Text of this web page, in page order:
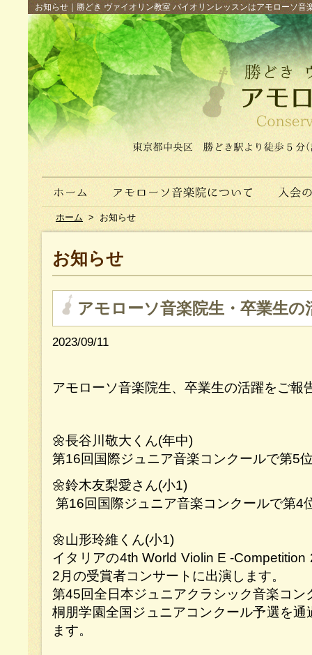
お知らせ｜勝どき ヴァイオリン教室 バイオリンレッスンはアモローソ
ホーム > お知らせ
お知らせ
アモローソ音楽院生・卒業生の
2023/09/11
アモローソ音楽院生、卒業生の活躍をご報
🌼長谷川敬大くん(年中)
第16回国際ジュニア音楽コンクールで第5
🌼鈴木友梨愛さん(小1)
第16回国際ジュニア音楽コンクールで第4
🌼山形玲維くん(小1)
イタリアの4th World Violin E -
2月の受賞者コンサートに出演します。
第45回全日本ジュニアクラシック音楽コン
桐朋学園全国ジュニアコンクール予選を
ます。